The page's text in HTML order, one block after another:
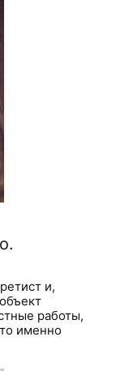
и,
работы,
именно